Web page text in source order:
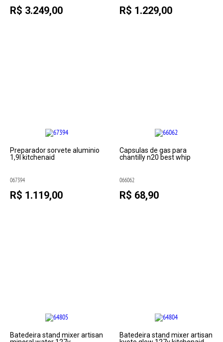
R$ 3.249,00 R$ 1.229,00
Preparador sorvete aluminio
1,9l kitchenaid
067394
R$ 1.119,00
Capsulas de gas para
chantilly n20 best whip
066062
R$ 68,90
Batedeira stand mixer artisan
Batedeira stand mixer artisan